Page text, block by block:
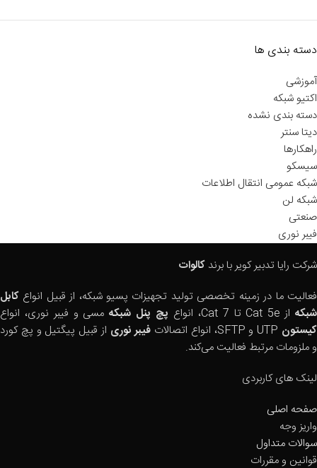
دسته بندی ها
آموزشی
اکتیو شبکه
دسته بندی نشده
دیتا سنتر
راهکارها
سیسکو
شبکه عمومی انتقال اطلاعات
شبکه لن
صنعتی
فیبر نوری
شرکت رایا تدبیر کویر با برند کالوات
فعالیت ما در زمینه تخصصی تولید تجهیزات پسیو شبکه، از قبیل انواع کابل
شبکهاز Cat 5e تا Cat 7، انواع پچ پنل شبکهمسی و فیبر نوری، انواع
کیستون
فیبر نوری از قبیل پیگتیل و پچ کورد
و ملزومات مرتبط فعالیت می‌کند.
لینک های کاربردی
صفحه اصلی
واریز وجه
سوالات متداول
قوانین و مقررات